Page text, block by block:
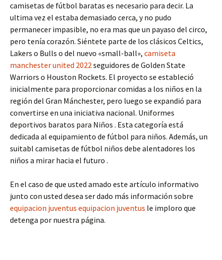
camisetas de fútbol baratas es necesario para decir. La
ultima vez el estaba demasiado cerca, y no pudo
permanecer impasible, no era mas que un payaso del circo,
pero tenía corazón. Siéntete parte de los clásicos Celtics,
Lakers o Bulls o del nuevo «small-ball», camiseta
manchester united 2022seguidores de Golden State
Warriors o Houston Rockets. El proyecto se estableció
inicialmente para proporcionar comidas a los niños en la
región del Gran Mánchester, pero luego se expandió para
convertirse en una iniciativa nacional. Uniformes
deportivos baratos para Niños . Esta categoría está
dedicada al equipamiento de fútbol para niños. Además, un
suitabl camisetas de fútbol niños debe alentadores los
niños a mirar hacia el futuro .
En el caso de que usted amado este artículo informativo
junto con usted desea ser dado más información sobre
equipacion juventus equipacion juventus le imploro que
detenga por nuestra página.